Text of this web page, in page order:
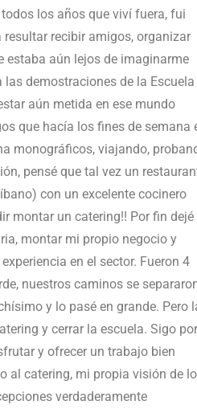
los años que viví fuera, fui
recibir amigos, organizar
estaba aún lejos de imaginarme
demostraciones de la Escuela
aún metida en ese mundo
que hacía los fines de semana
monográficos, viajando,
pensé que tal vez un
con un excelente cocinero
montar un catering!! Por fin dejé
montar mi propio negocio y
en el sector. Fueron 4
nuestros caminos se
y lo pasé en grande. Pero
y cerrar la escuela. Sigo por
y ofrecer un trabajo bien
al catering, mi propia visión de lo
verdaderamente